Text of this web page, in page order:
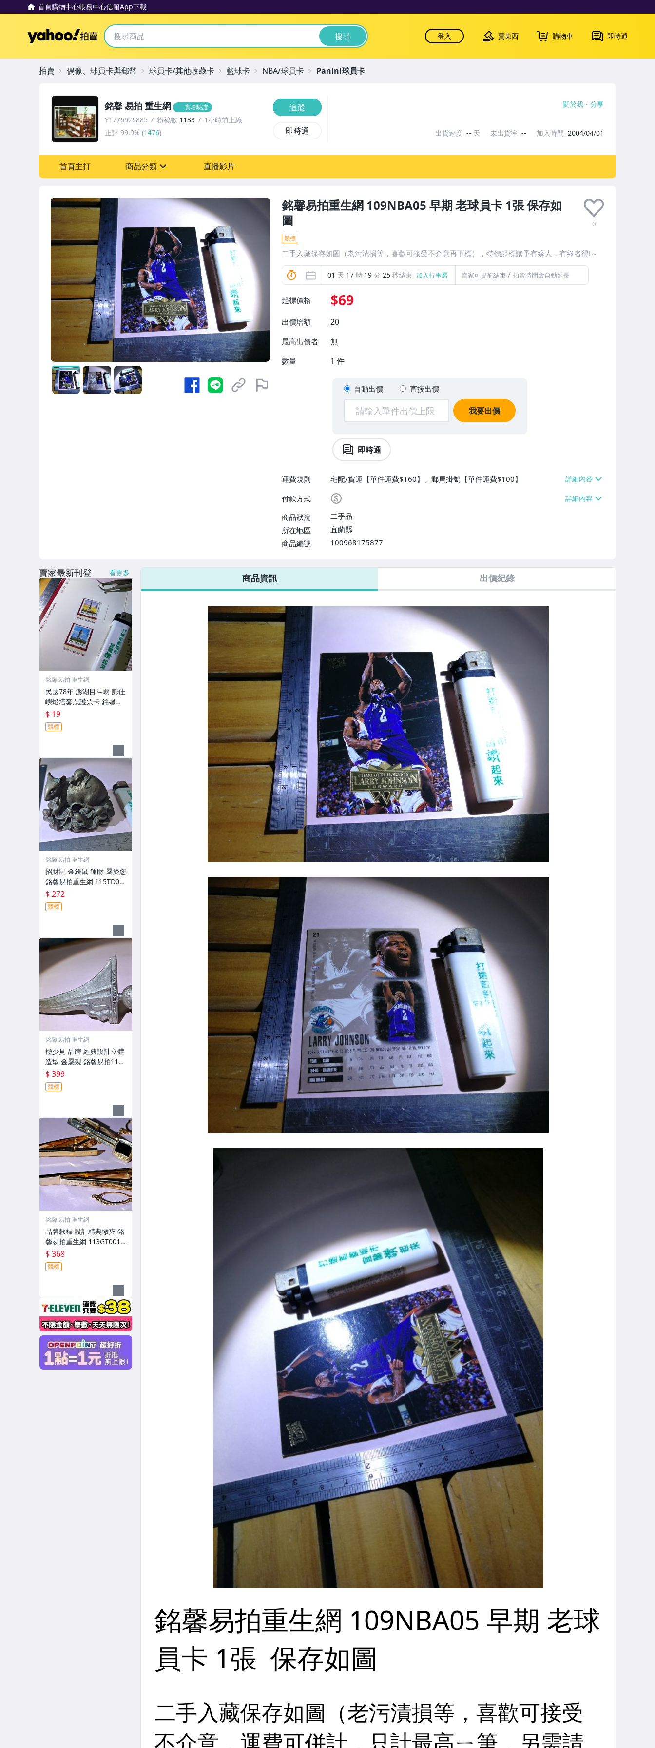
首頁購物中心帳務中心信箱App下載
Yahoo拍賣 搜尋 登入 賣東西 購物車 即時通
銘馨易拍重生網 109NBA05 早期 老球員卡 1張 保存如
圖
0
競標
二手入藏保存如圖（老污漬損等，喜歡可接受不介意再下標），特價起標讓予有緣人，有緣者得!～
01 天 17 時 19 分 23秒結束 加入行事曆 賣家可提前結束 / 拍賣時間會自動延長
起標價格 $69
出價增額 20
最高出價者 無
數量 1 件
自動出價 直接出價
我要出價
即時通
運費規則
宅配/貨運【單件運費$160】、郵局掛號【單件運費$100】
付款方式
商品狀況
二手品
所在地區
宜蘭縣
商品編號
100968175877
銘馨 易拍 重生網 實名驗證
Y1776926885 粉絲數 1133
1小時前上線
正評 99.9% (1476)
追蹤
即時通
關於我 分享
出貨速度 -- 天 未出貨率 -- 加入時間 2004/04/01
首頁主打 商品分類
古董、藝術與礦石
玩具、模型與公仔
偶像、球員卡與郵幣
手錶與飾品配件
美食與地方特產
相機、攝影與周邊
運動、戶外與休閒
直播影片
拍賣 偶像、球員卡與郵幣 球員卡/其他收藏卡 籃球卡 NBA/球員卡 Panini球員卡
商品資訊 出價紀錄
賣家最新刊登 看更多
銘馨 易拍 重生網
民國78年 澎湖目斗嶼 彭佳
嶼燈塔套票護票卡 銘馨易
拍重生網 110HT02 保存如
圖
$ 19
競標
銘馨 易拍 重生網
招財鼠 金錢鼠 運財 屬於您
銘馨易拍重生網 115TD06
金屬等製 沉重感 擺飾、擺
件 保存如圖
$ 272
競標
銘馨 易拍 重生網
極少見 品牌 經典設計立體
造型 金屬製 銘馨易拍112T
D85 擺飾 藏品 保存如圖
(老使用痕污等)
$ 399
競標
銘馨 易拍 重生網
品牌款標 設計精典徽夾 銘
馨易拍重生網 113GT001
金屬等製 擺飾、擺件 保存
如圖（3個ㄧ標）
$ 368
競標